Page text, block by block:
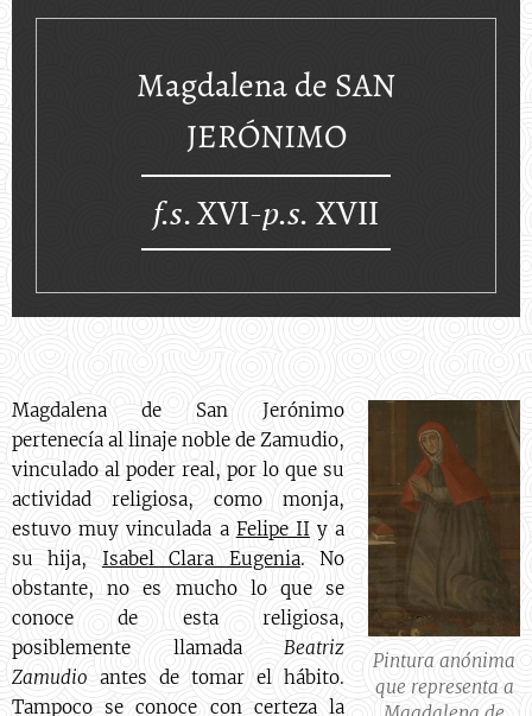
Magdalena de SAN
JERÓNIMO
f.s. XVI-p.s. XVII
Pintura anónima
que representa a
Magdalena de San Jerónimo
pertenecía al linaje noble de Zamudio,
vinculado al poder real, por lo que su
actividad religiosa, como monja,
estuvo muy vinculada a Felipe IIy a
su hija, Isabel Clara Eugenia. No
obstante, no es mucho lo que se
conoce de esta religiosa,
posiblemente llamadaBeatriz
Zamudioantes de tomar el hábito.
Tampoco se conoce con certeza la